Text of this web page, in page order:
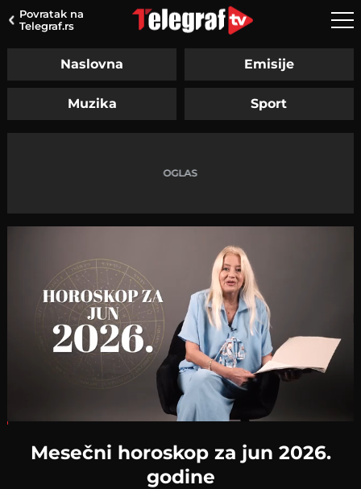
Povratak na
Telegraf.rs
Naslovna Emisije
Muzika Sport
Mesečni horoskop za jun 2026.
godine